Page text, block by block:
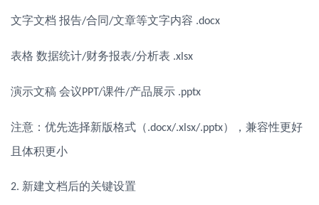
文字文档 报告/合同/文章等文字内容 .docx
表格 数据统计/财务报表/分析表 .xlsx
演示文稿 会议PPT/课件/产品展示 .pptx
注意：优先选择新版格式（.docx/.xlsx/.pptx），兼容性更好
且体积更小
2. 新建文档后的关键设置